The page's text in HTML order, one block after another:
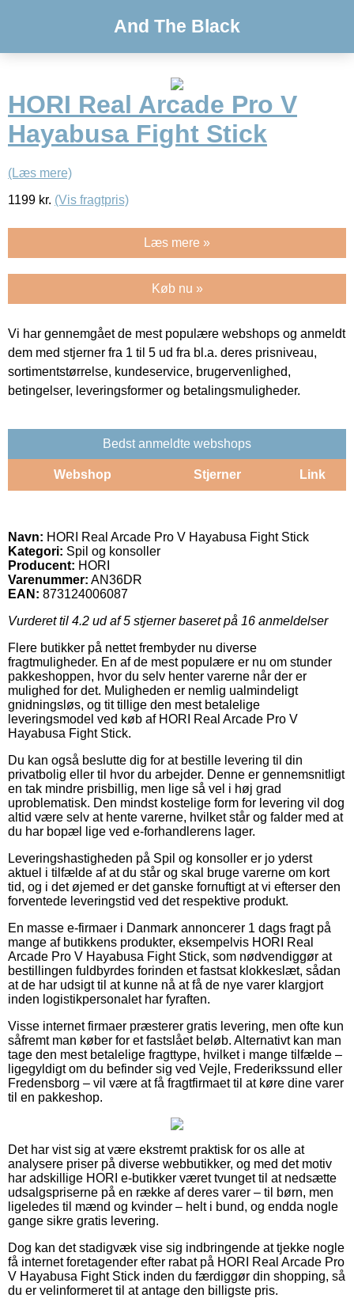
And The Black
HORI Real Arcade Pro V
Hayabusa Fight Stick
(Læs mere)
1199 kr. (Vis fragtpris)
Læs mere »
Køb nu »
Vi har gennemgået de mest populære webshops og anmeldt
dem med stjerner fra 1 til 5 ud fra bl.a. deres prisniveau,
sortimentstørrelse, kundeservice, brugervenlighed,
betingelser, leveringsformer og betalingsmuligheder.
Bedst anmeldte webshops
Webshop Stjerner Link
Navn: HORI Real Arcade Pro V Hayabusa Fight Stick
Kategori: Spil og konsoller
Producent: HORI
Varenummer: AN36DR
EAN: 873124006087
Vurderet til 4.2 ud af 5 stjerner baseret på 16 anmeldelser
Flere butikker på nettet frembyder nu diverse
fragtmuligheder. En af de mest populære er nu om stunder
pakkeshoppen, hvor du selv henter varerne når der er
mulighed for det. Muligheden er nemlig ualmindeligt
gnidningsløs, og tit tillige den mest betalelige
leveringsmodel ved køb af HORI Real Arcade Pro V
Hayabusa Fight Stick.
Du kan også beslutte dig for at bestille levering til din
privatbolig eller til hvor du arbejder. Denne er gennemsnitligt
en tak mindre prisbillig, men lige så vel i høj grad
uproblematisk. Den mindst kostelige form for levering vil dog
altid være selv at hente varerne, hvilket står og falder med at
du har bopæl lige ved e-forhandlerens lager.
Leveringshastigheden på Spil og konsoller er jo yderst
aktuel i tilfælde af at du står og skal bruge varerne om kort
tid, og i det øjemed er det ganske fornuftigt at vi efterser den
forventede leveringstid ved det respektive produkt.
En masse e-firmaer i Danmark annoncerer 1 dags fragt på
mange af butikkens produkter, eksempelvis HORI Real
Arcade Pro V Hayabusa Fight Stick, som nødvendiggør at
bestillingen fuldbyrdes forinden et fastsat klokkeslæt, sådan
at de har udsigt til at kunne nå at få de nye varer klargjort
inden logistikpersonalet har fyraften.
Visse internet firmaer præsterer gratis levering, men ofte kun
såfremt man køber for et fastslået beløb. Alternativt kan man
tage den mest betalelige fragttype, hvilket i mange tilfælde –
ligegyldigt om du befinder sig ved Vejle, Frederikssund eller
Fredensborg – vil være at få fragtfirmaet til at køre dine varer
til en pakkeshop.
Det har vist sig at være ekstremt praktisk for os alle at
analysere priser på diverse webbutikker, og med det motiv
har adskillige HORI e-butikker været tvunget til at nedsætte
udsalgspriserne på en række af deres varer – til børn, men
ligeledes til mænd og kvinder – helt i bund, og endda nogle
gange sikre gratis levering.
Dog kan det stadigvæk vise sig indbringende at tjekke nogle
få internet foretagender efter rabat på HORI Real Arcade Pro
V Hayabusa Fight Stick inden du færdiggør din shopping, så
du er velinformeret til at antage den billigste pris.